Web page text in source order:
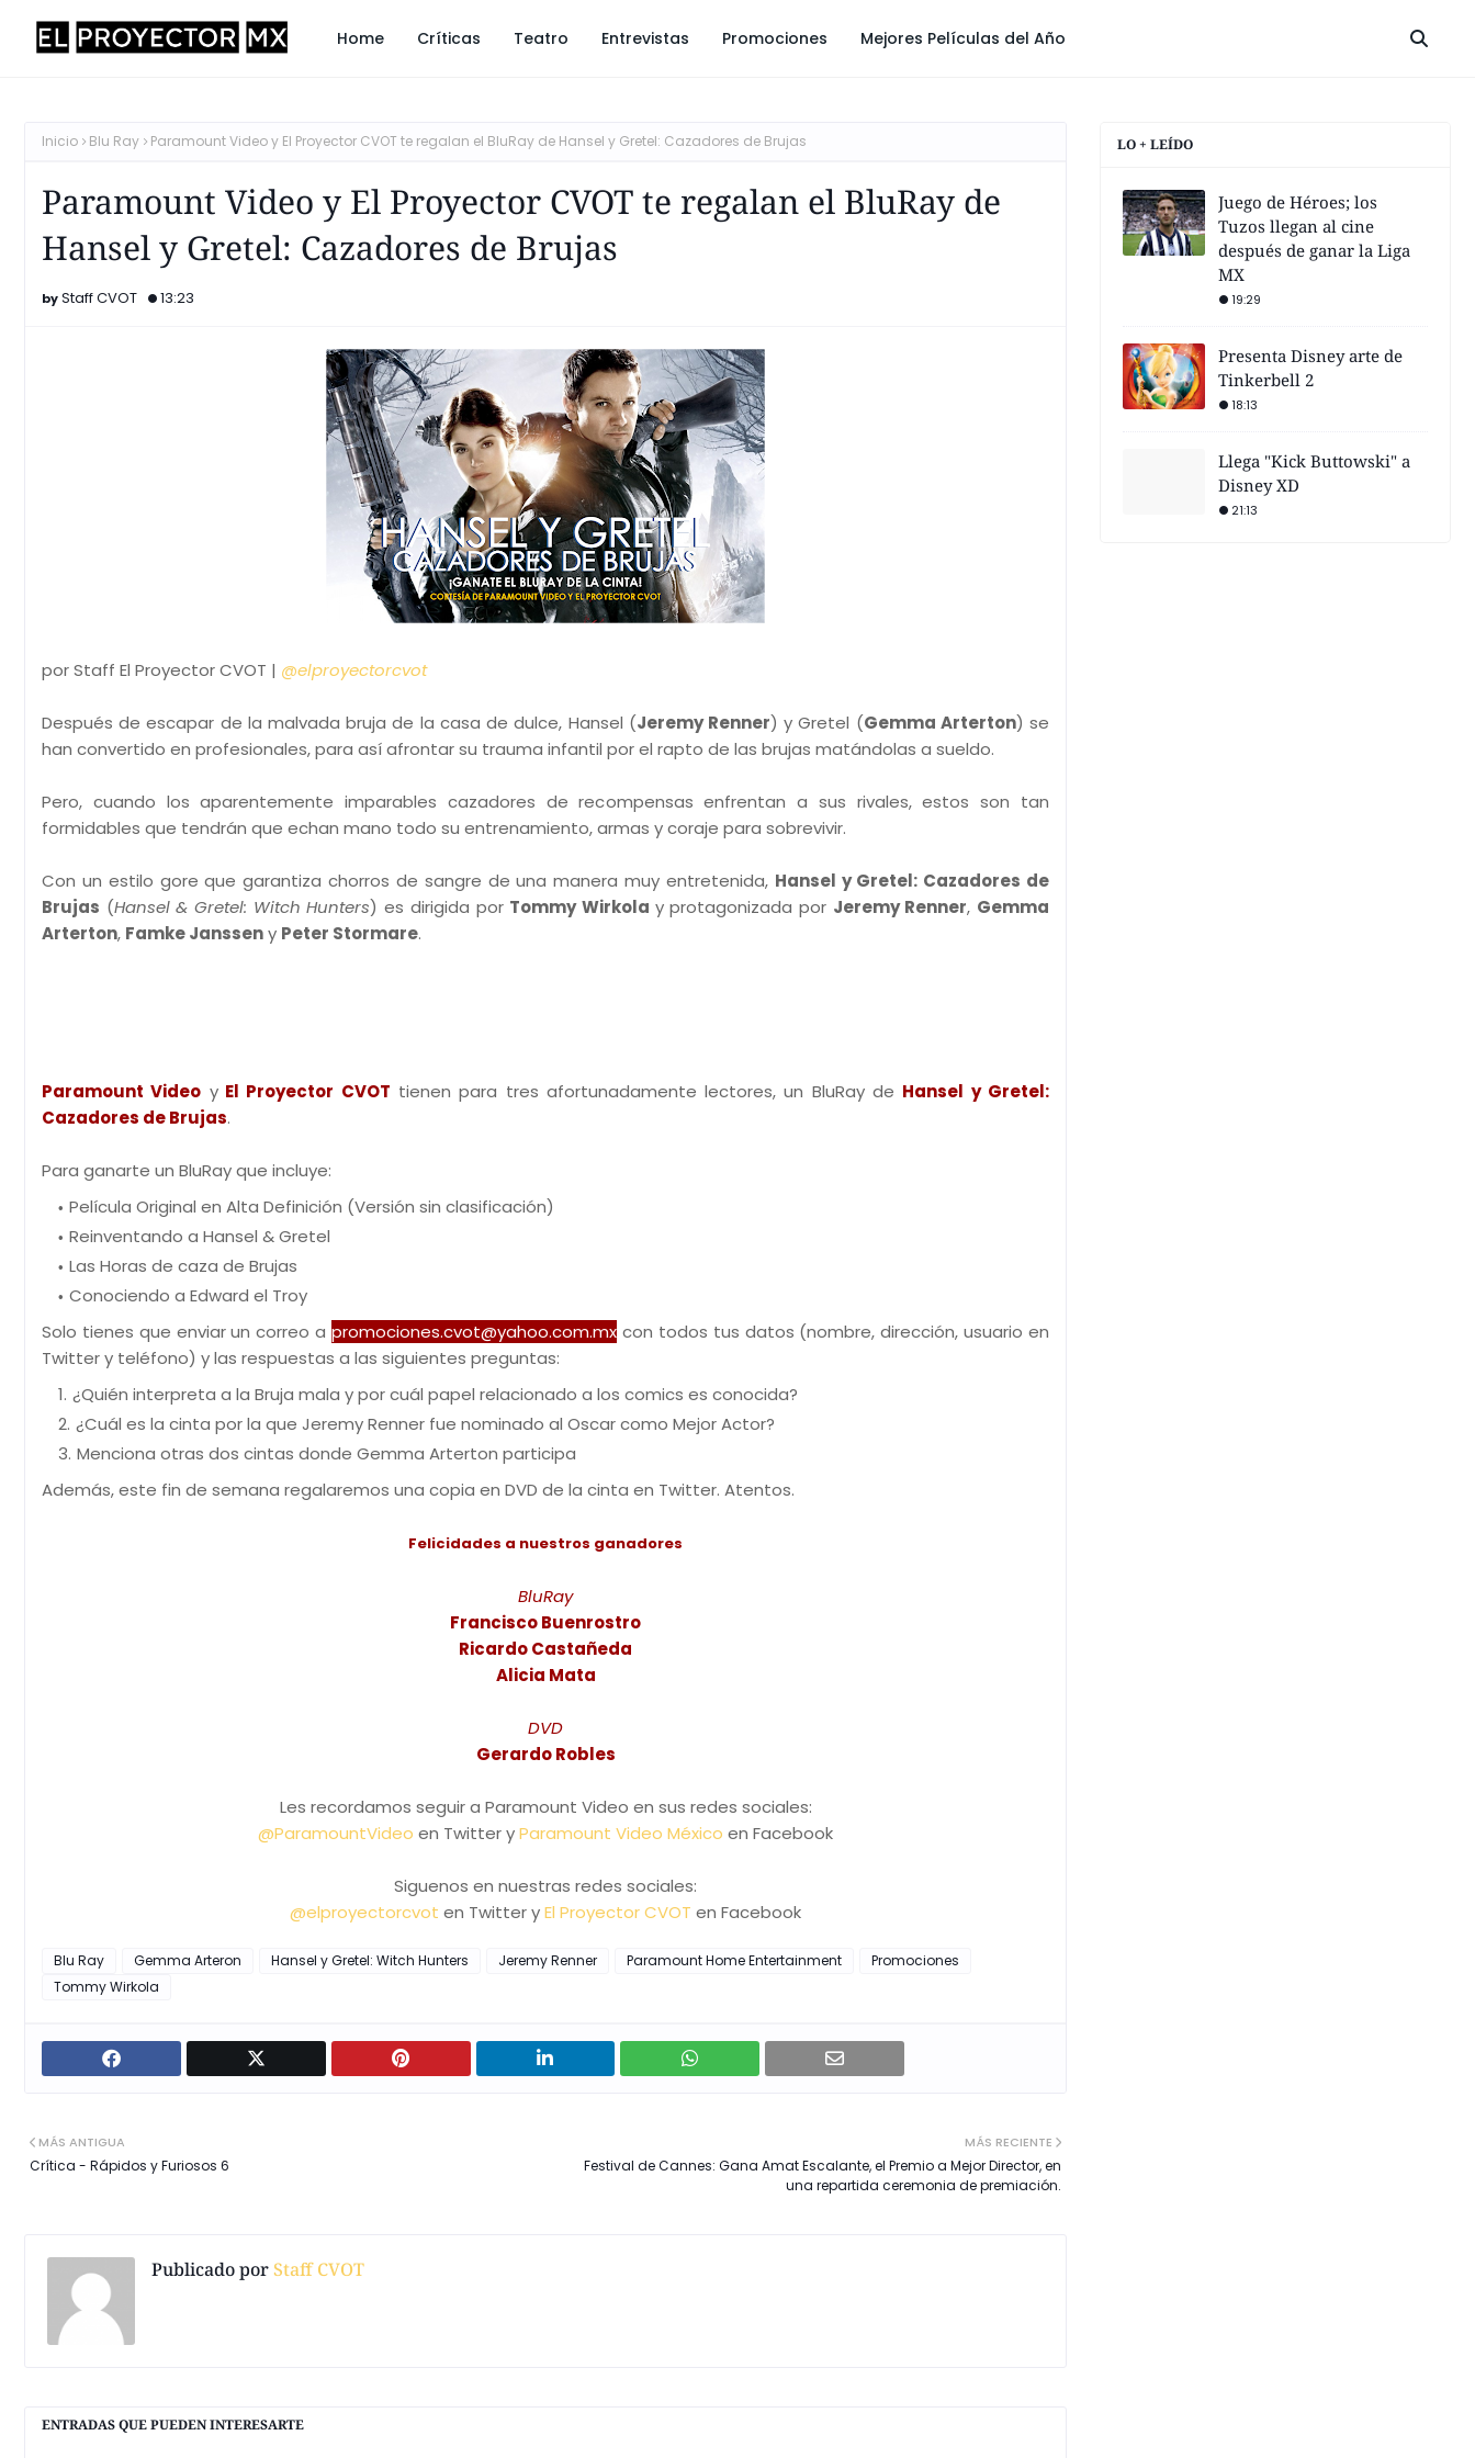
Home Críticas Teatro Entrevistas Promociones Mejores Películas del Año
Inicio Blu Ray Paramount Video y El Proyector CVOT te regalan el BluRay de Hansel y Gretel: Cazadores de Brujas
Paramount Video y El Proyector CVOT te regalan el BluRay de
Hansel y Gretel: Cazadores de Brujas
Staff CVOT 13:23
por Staff El Proyector CVOT | @elproyectorcvot
Después de escapar de la malvada bruja de la casa de dulce, Hansel (Jeremy Renner) y Gretel (Gemma Arterton) se
han convertido en profesionales, para así afrontar su trauma infantil por el rapto de las brujas matándolas a sueldo.
Pero, cuando los aparentemente imparables cazadores de recompensas enfrentan a sus rivales, estos son tan
formidables que tendrán que echan mano todo su entrenamiento, armas y coraje para sobrevivir.
Con un estilo gore que garantiza chorros de sangre de una manera muy entretenida, Hansel y Gretel: Cazadores de
Brujas (Hansel & Gretel: Witch Hunters) es dirigida por Tommy Wirkola y protagonizada por Jeremy Renner, Gemma
Arterton, Famke Jansseny Peter Stormare.
Paramount Video yEl Proyector CVOT tienen para tres afortunadamente lectores, un BluRay de Hansel y Gretel:
Cazadores de Brujas.
Para ganarte un BluRay que incluye:
Película Original en Alta Definición (Versión sin clasificación)
Reinventando a Hansel & Gretel
Las Horas de caza de Brujas
Conociendo a Edward el Troy
Solo tienes que enviar un correo apromociones.cvot@yahoo.com.mx con todos tus datos (nombre, dirección, usuario en
Twitter y teléfono) y las respuestas a las siguientes preguntas:
¿Quién interpreta a la Bruja mala y por cuál papel relacionado a los comics es conocida?
¿Cuál es la cinta por la que Jeremy Renner fue nominado al Oscar como Mejor Actor?
Menciona otras dos cintas donde Gemma Arterton participa
Además, este fin de semana regalaremos una copia en DVD de la cinta en Twitter. Atentos.
Felicidades a nuestros ganadores
BluRay
Francisco Buenrostro
Ricardo Castañeda
Alicia Mata
DVD
Gerardo Robles
Les recordamos seguir a Paramount Video en sus redes sociales:
@ParamountVideo en Twitter yParamount Video México en Facebook
Siguenos en nuestras redes sociales:
@elproyectorcvot en Twitter yEl Proyector CVOT en Facebook
Blu Ray Gemma Arteron Hansel y Gretel: Witch Hunters Jeremy Renner Paramount Home Entertainment
Promociones
Tommy Wirkola
MÁS RECIENTE
Festival de Cannes: Gana Amat Escalante, el Premio a Mejor Director, en
una repartida ceremonia de premiación.
MÁS ANTIGUA
Crítica - Rápidos y Furiosos 6
Publicado porStaff CVOT
ENTRADAS QUE PUEDEN INTERESARTE
LO + LEÍDO
Juego de Héroes; los
Tuzos llegan al cine
después de ganar la Liga
MX
19:29
Presenta Disney arte de
Tinkerbell 2
18:13
Llega "Kick Buttowski" a
Disney XD
21:13